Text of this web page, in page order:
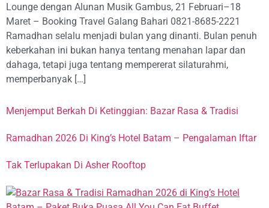
Lounge dengan Alunan Musik Gambus, 21 Februari–18
Maret – Booking Travel Galang Bahari 0821-8685-2221
Ramadhan selalu menjadi bulan yang dinanti. Bulan penuh
keberkahan ini bukan hanya tentang menahan lapar dan
dahaga, tetapi juga tentang mempererat silaturahmi,
memperbanyak […]
Menjemput Berkah Di Ketinggian: Bazar Rasa & Tradisi
Ramadhan 2026 Di King’s Hotel Batam – Pengalaman Iftar
Tak Terlupakan Di Asher Rooftop